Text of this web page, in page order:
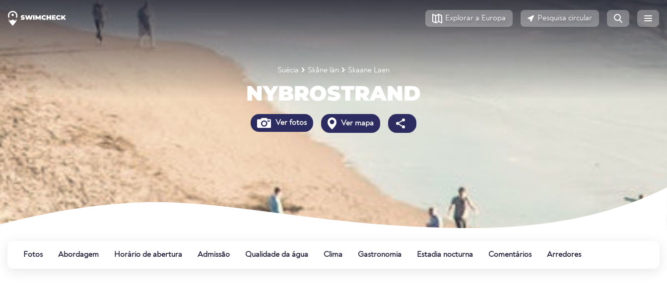
Explorar a Europa Pesquisa circular
Suécia Skåne län Skaane Laen
NYBROSTRAND
Ver fotos Ver mapa
Fotos Abordagem Horário de abertura Admissão Qualidade da água Clima Gastronomia Estadia nocturna Comentários Arredores